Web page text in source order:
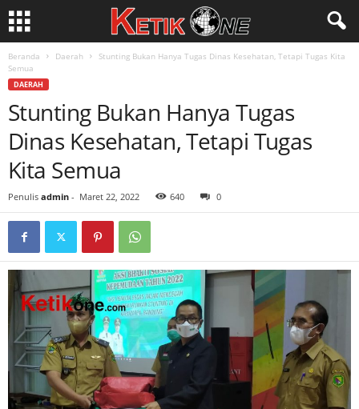
Beranda Daerah
Stunting Bukan Hanya Tugas Dinas Kesehatan, Tetapi Tugas Kita
Semua
DAERAH
Stunting Bukan Hanya Tugas
Dinas Kesehatan, Tetapi Tugas
Kita Semua
Penulis admin - Maret 22, 2022 640 0